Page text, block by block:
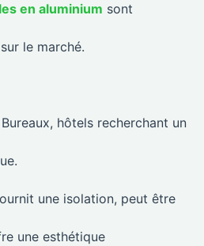
en aluminium sont
le marché.
Bureaux, hôtels recherchant un
une isolation, peut être
une esthétique